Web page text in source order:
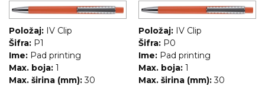
Položaj: IV Clip
Šifra: P1
Ime: Pad printing
Max. boja: 1
Max. širina (mm): 30
Položaj: IV Clip
Šifra: P0
Ime: Pad printing
Max. boja: 1
Max. širina (mm): 30